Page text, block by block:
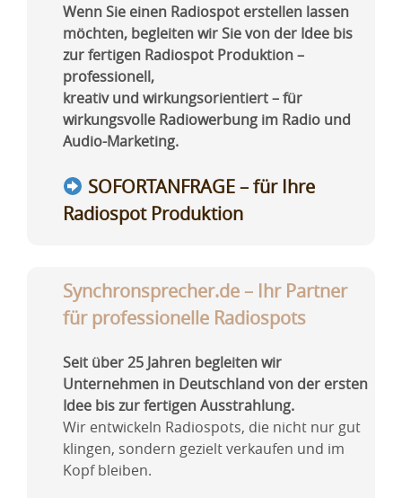
Wenn Sie einen Radiospot erstellen lassen
möchten, begleiten wir Sie von der Idee bis
zur fertigen Radiospot Produktion –
professionell,
kreativ und wirkungsorientiert – für
wirkungsvolle Radiowerbung im Radio und
Audio-Marketing.
SOFORTANFRAGE – für Ihre
Radiospot Produktion
Synchronsprecher.de – Ihr Partner
für professionelle Radiospots
Seit über 25 Jahren begleiten wir
Unternehmen in Deutschland von der ersten
Idee bis zur fertigen Ausstrahlung.
Wir entwickeln Radiospots, die nicht nur gut
klingen, sondern gezielt verkaufen und im
Kopf bleiben.